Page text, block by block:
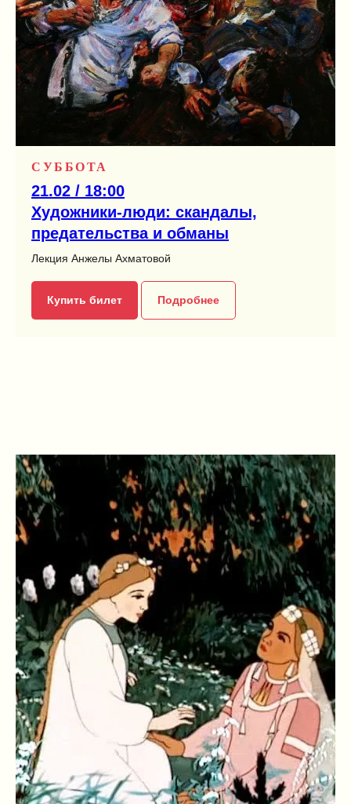
СУББОТА
21.02 / 18:00
Художники-люди: скандалы,
предательства и обманы
Лекция Анжелы Ахматовой
Купить билет Подробнее